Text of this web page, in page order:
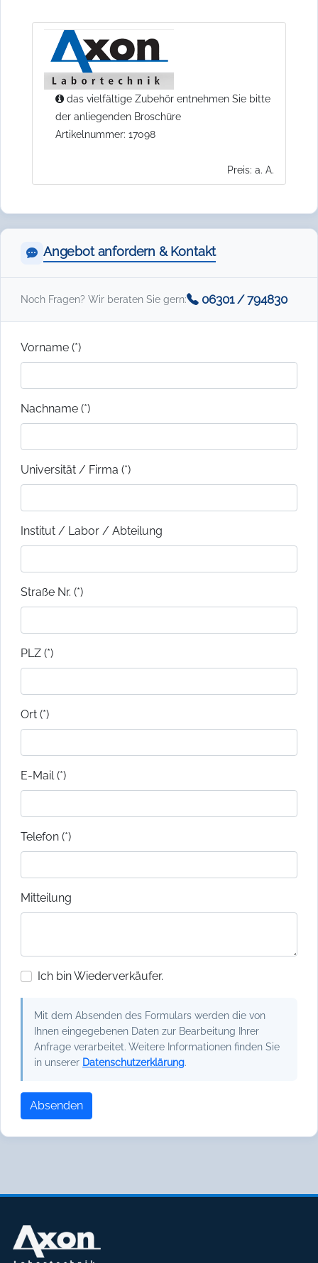
das vielfältige Zubehör entnehmen Sie bitte
der anliegenden Broschüre
Artikelnummer: 17098
Preis: a. A.
Angebot anfordern & Kontakt
Noch Fragen? Wir beraten Sie gern: 06301 / 794830
Vorname (*)
Nachname (*)
Universität / Firma (*)
Institut / Labor / Abteilung
Straße Nr. (*)
PLZ (*)
Ort (*)
E-Mail (*)
Telefon (*)
Mitteilung
Ich bin Wiederverkäufer.
Mit dem Absenden des Formulars werden die von
Ihnen eingegebenen Daten zur Bearbeitung Ihrer
Anfrage verarbeitet. Weitere Informationen finden Sie
in unserer Datenschutzerklärung.
Absenden